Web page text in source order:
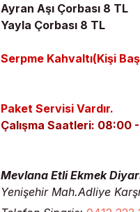
Ayran Aşı Çorbası 8 TL
Yayla Çorbası 8 TL
Serpme Kahvaltı(Kişi
Paket Servisi Vardır.
Çalışma Saatleri: 08:00
Mevlana Etli Ekmek
Yenişehir Mah.Adliye